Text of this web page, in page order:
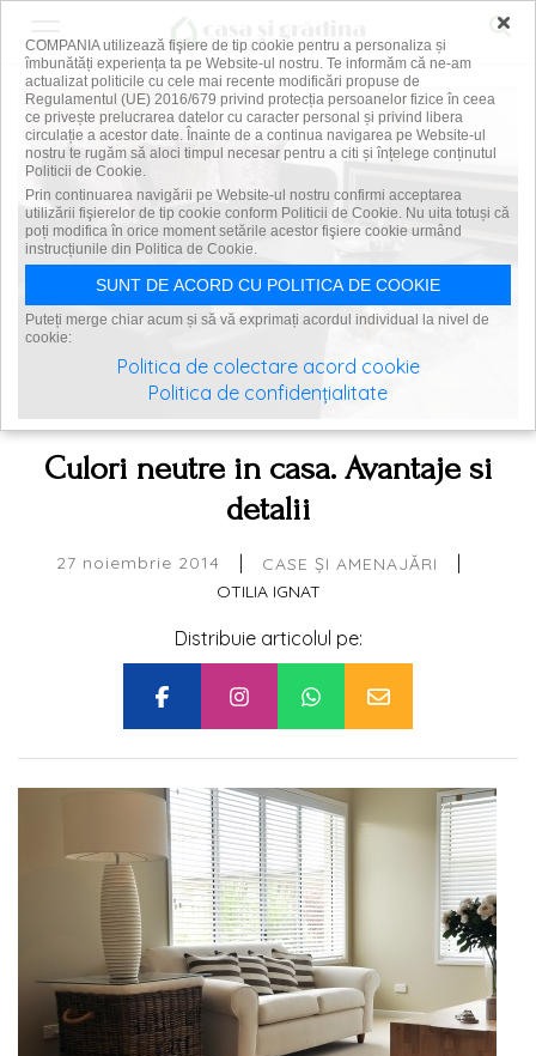
Culori neutre in casa. Avantaje si
detalii
27 noiembrie 2014 | CASE ȘI AMENAJĂRI |
OTILIA IGNAT
Distribuie articolul pe:
×
COMPANIA utilizează fişiere de tip cookie pentru a personaliza și
îmbunătăți experiența ta pe Website-ul nostru. Te informăm că ne-am
actualizat politicile cu cele mai recente modificări propuse de
Regulamentul (UE) 2016/679 privind protecția persoanelor fizice în ceea
ce privește prelucrarea datelor cu caracter personal și privind libera
circulație a acestor date. Înainte de a continua navigarea pe Website-ul
nostru te rugăm să aloci timpul necesar pentru a citi și înțelege conținutul
Politicii de Cookie.
Prin continuarea navigării pe Website-ul nostru confirmi acceptarea
utilizării fişierelor de tip cookie conform Politicii de Cookie. Nu uita totuși că
poți modifica în orice moment setările acestor fişiere cookie urmând
instrucțiunile din Politica de Cookie.
SUNT DE ACORD CU POLITICA DE COOKIE
Puteți merge chiar acum și să vă exprimați acordul individual la nivel de
cookie:
Politica de colectare acord cookie
Politica de confidențialitate